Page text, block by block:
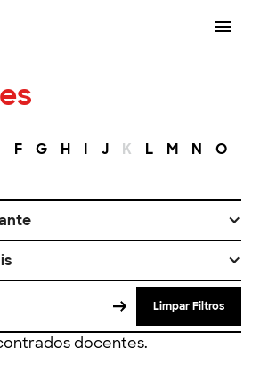
F G H I J K L M N O
Limpar Filtros
docentes.